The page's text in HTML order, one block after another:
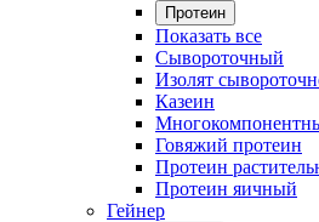
Протеин
Показать все
Сывороточный
Изолят
Казеин
Говяжий протеин
Протеин
Протеин яичный
Гейнер